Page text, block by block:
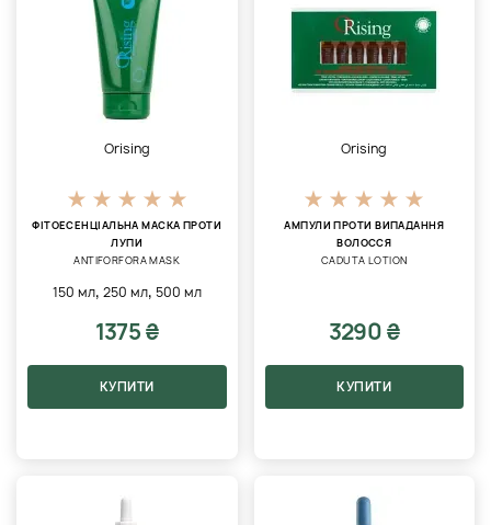
Orising
ФІТОЕСЕНЦІАЛЬНА МАСКА ПРОТИ
ЛУПИ
ANTIFORFORA MASK
150 мл, 250 мл, 500 мл
1375 ₴
КУПИТИ
Orising
АМПУЛИ ПРОТИ ВИПАДАННЯ
ВОЛОССЯ
CADUTA LOTION
3290 ₴
КУПИТИ